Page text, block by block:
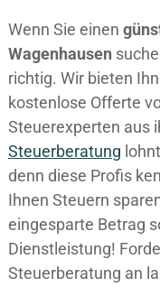
Wenn Sie einen
Wagenhausen
richtig. Wir bieten
kostenlose Offerte
Steuerexperten aus
Steuerberatung
denn diese Profis
Ihnen Steuern
eingesparte Betrag
Dienstleistung!
Steuerberatung an